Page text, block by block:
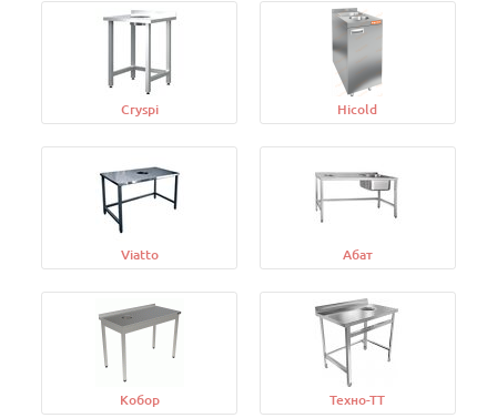
Cryspi Hicold
Viatto Абат
Кобор Техно-ТТ